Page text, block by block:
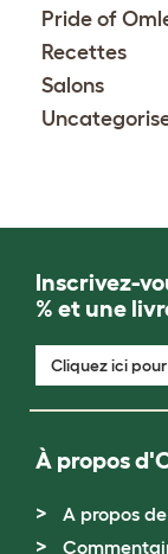
Pride of
Recettes
Salons
Inscrivez-
% et une
Cliquez ici
À propos
A propos